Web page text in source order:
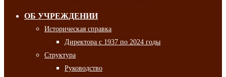
ОБ УЧРЕЖДЕНИИ
Историческая справка
Директора с 1937 по 2024 годы
Структура
Руководство